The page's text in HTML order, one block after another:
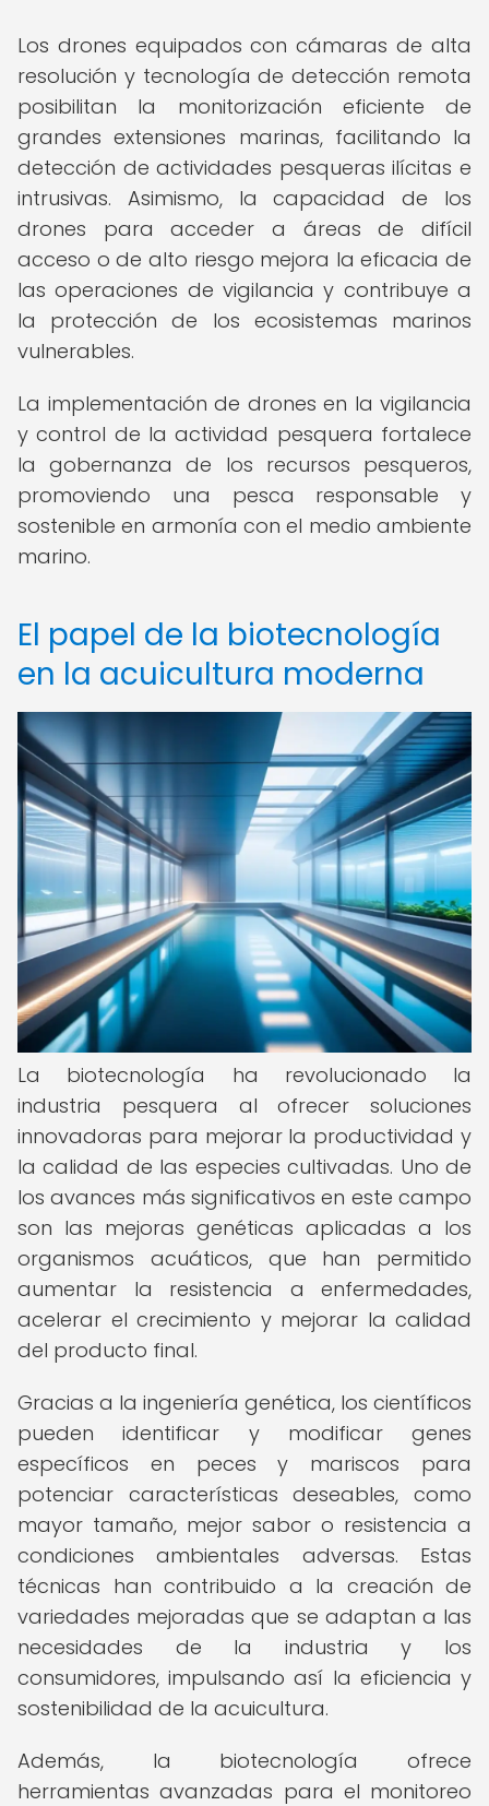
Los drones equipados con cámaras de alta
resolución y tecnología de detección remota
posibilitan la monitorización eficiente de
grandes extensiones marinas, facilitando la
detección de actividades pesqueras ilícitas e
intrusivas. Asimismo, la capacidad de los
drones para acceder a áreas de difícil
acceso o de alto riesgo mejora la eficacia de
las operaciones de vigilancia y contribuye a
la protección de los ecosistemas marinos
vulnerables.
La implementación de drones en la vigilancia
y control de la actividad pesquera fortalece
la gobernanza de los recursos pesqueros,
promoviendo una pesca responsable y
sostenible en armonía con el medio ambiente
marino.
El papel de la biotecnología
en la acuicultura moderna
La biotecnología ha revolucionado la
industria pesquera al ofrecer soluciones
innovadoras para mejorar la productividad y
la calidad de las especies cultivadas. Uno de
los avances más significativos en este campo
son las mejoras genéticas aplicadas a los
organismos acuáticos, que han permitido
aumentar la resistencia a enfermedades,
acelerar el crecimiento y mejorar la calidad
del producto final.
Gracias a la ingeniería genética, los científicos
pueden identificar y modificar genes
específicos en peces y mariscos para
potenciar características deseables, como
mayor tamaño, mejor sabor o resistencia a
condiciones ambientales adversas. Estas
técnicas han contribuido a la creación de
variedades mejoradas que se adaptan a las
necesidades de la industria y los
consumidores, impulsando así la eficiencia y
sostenibilidad de la acuicultura.
Además, la biotecnología ofrece
herramientas avanzadas para el monitoreo